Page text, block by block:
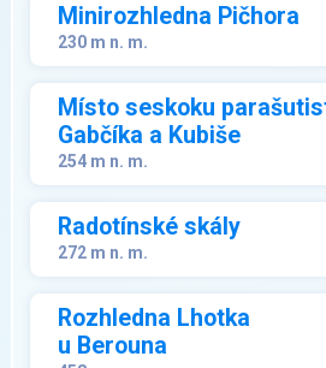
Minirozhledna Pičhora
230 m n. m.
Místo seskoku
Gabčíka a Kubiše
254 m n. m.
Radotínské skály
272 m n. m.
Rozhledna Lhotka
u Berouna